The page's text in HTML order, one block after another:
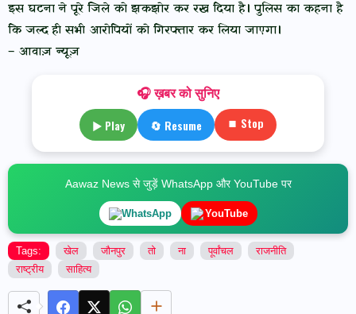
इस घटना ने पूरे जिले को झकझोर कर रख दिया है। पुलिस का कहना है
कि जल्द ही सभी आरोपियों को गिरफ्तार कर लिया जाएगा।
– आवाज़ न्यूज़
🎧 ख़बर को सुनिए
▶ Play 🔄 Resume ⏹ Stop
Aawaz News से जुड़ें WhatsApp और YouTube पर
WhatsApp YouTube
Tags: खेल जौनपुर तो ना पूर्वांचल
राजनीति
राष्ट्रीय
साहित्य